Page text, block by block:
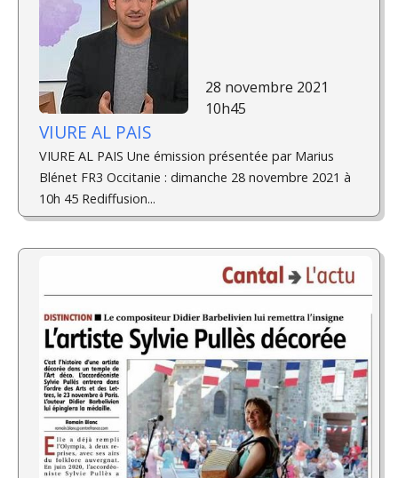
28 novembre 2021
10h45
VIURE AL PAIS
VIURE AL PAIS Une émission présentée par Marius
Blénet FR3 Occitanie : dimanche 28 novembre 2021 à
10h 45 Rediffusion...